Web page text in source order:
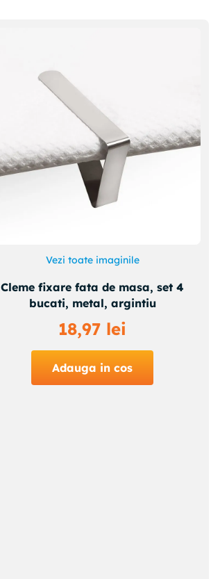
Vezi toate imaginile
Cleme fixare fata de masa, set 4
bucati, metal, argintiu
18,97 lei
Adauga in cos